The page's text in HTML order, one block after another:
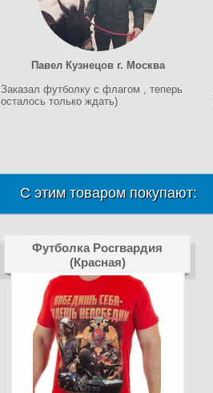
Павел Кузнецов г. Москва
Заказал футболку с флагом , теперь
осталось только ждать)
С этим товаром покупают:
Футболка Росгвардия
(Красная)